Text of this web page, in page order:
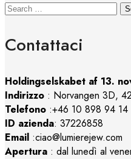
Contattaci
Holdingselskabet af 13.
Indirizzo : Norvangen 3D,
Telefono :+46 10 898 94 14
ID azienda: 37226858
Email :ciao@lumierejew.com
Apertura : dal lunedì al